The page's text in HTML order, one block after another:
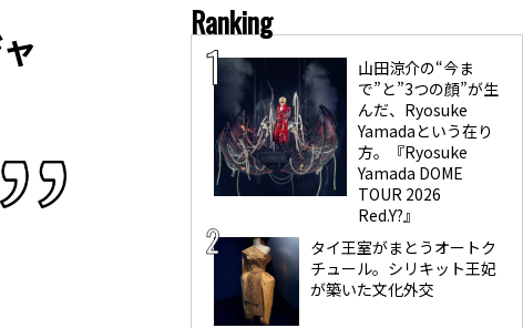
Ranking
山田涼介の“今ま
で”と”3つの顔”が生
んだ、Ryosuke
Yamadaという在り
方。『Ryosuke
Yamada DOME
TOUR 2026
Red.Y?』
タイ王室がまとうオートク
チュール。シリキット王妃
が築いた文化外交